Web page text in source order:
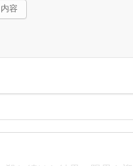
容